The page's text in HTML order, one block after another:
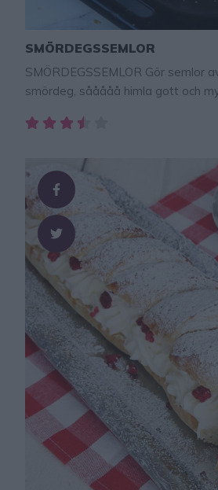
SMÖRDEGSSEMLOR
SMÖRDEGSSEMLOR Gör semlor
smördeg, sååååå himla gott och
smördegsrulle (av valfritt märke)
söta som vanliga semlor! Tips! Om
många semlor kan man frysa …